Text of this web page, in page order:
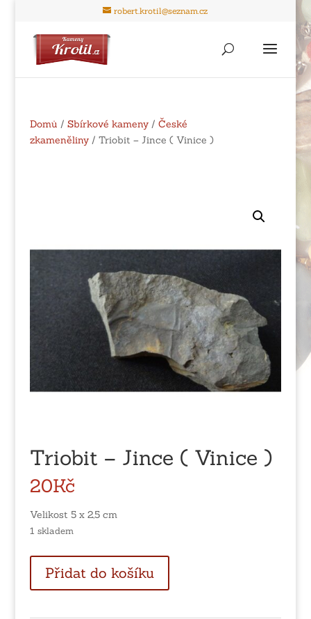
robert.krotil@seznam.cz
Domů / Sbírkové kameny/ České
zkameněliny/ Triobit – Jince ( Vinice )
Triobit – Jince ( Vinice )
20Kč
Velikost 5 x 2,5 cm
1 skladem
Jince
Přidat do košíku